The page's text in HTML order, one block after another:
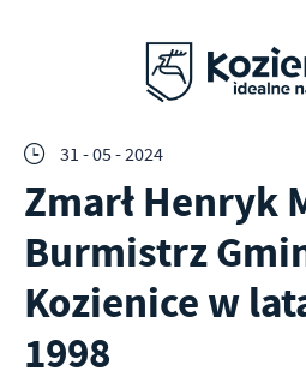
31 - 05 - 2024
Zmarł Henryk
Burmistrz
Kozienice w
1998